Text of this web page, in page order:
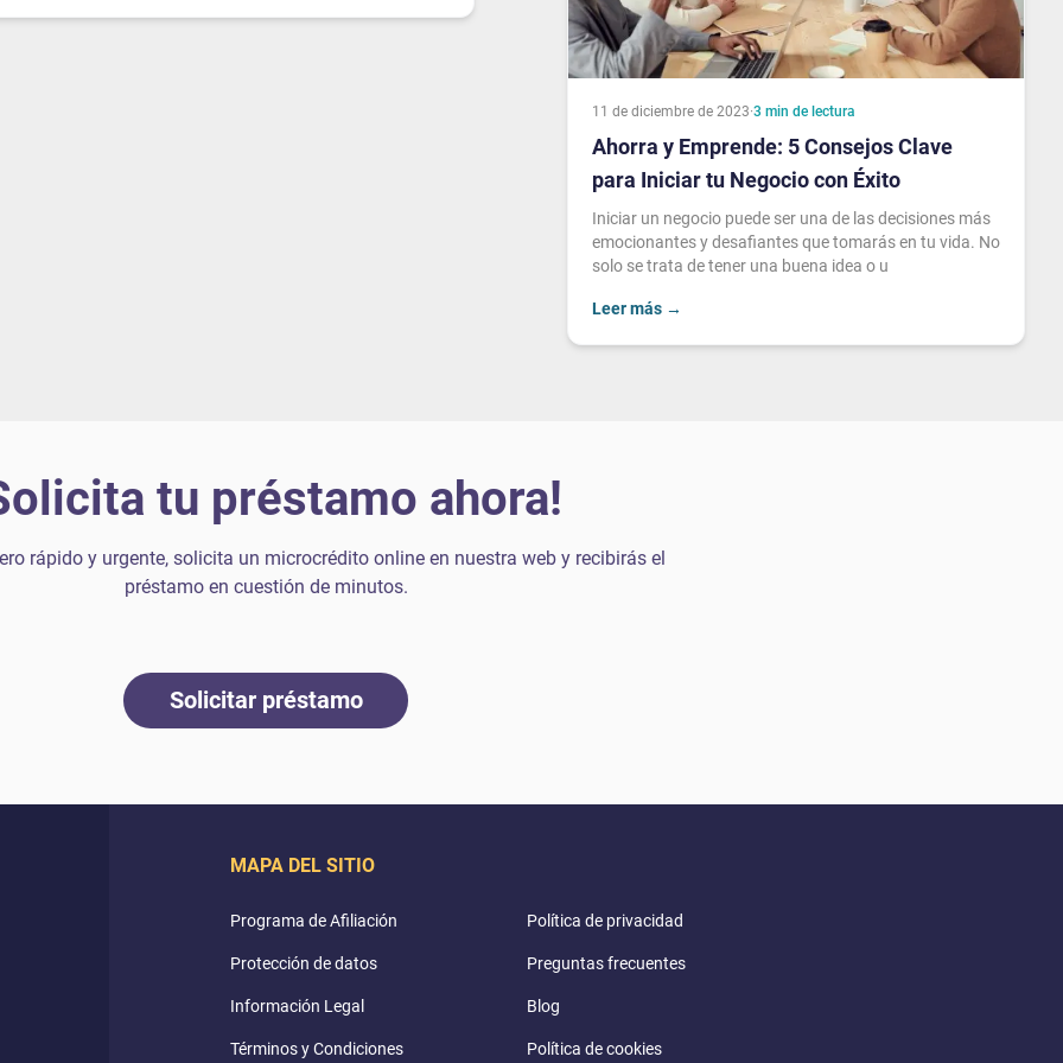
11 de diciembre de 2023·3 min de lectura
Ahorra y Emprende: 5 Consejos Clave
para Iniciar tu Negocio con Éxito
Iniciar un negocio puede ser una de las decisiones más
emocionantes y desafiantes que tomarás en tu vida. No
solo se trata de tener una buena idea o u
Leer más →
tu préstamo ahora!
rápido y urgente, solicita un microcrédito online en nuestra web y recibirás el
préstamo en cuestión de minutos.
Solicitar préstamo
MAPA DEL SITIO
Programa de Afiliación Política de privacidad
Protección de datos Preguntas frecuentes
Información Legal Blog
Términos y Condiciones Política de cookies